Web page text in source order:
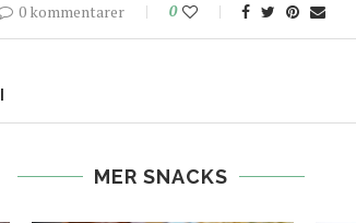
0 kommentarer 0
MER SNACKS